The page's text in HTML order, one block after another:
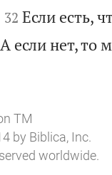

32 Если есть,
А если нет, то
TM
by Biblica, Inc.
worldwide.